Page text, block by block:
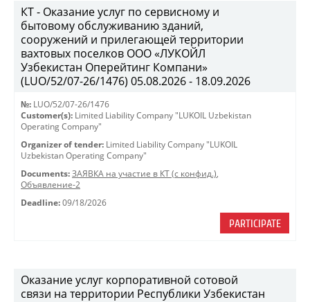
КТ - Оказание услуг по сервисному и
бытовому обслуживанию зданий,
сооружений и прилегающей территории
вахтовых поселков ООО «ЛУКОЙЛ
Узбекистан Оперейтинг Компани»
(LUO/52/07-26/1476) 05.08.2026 - 18.09.2026
№: LUO/52/07-26/1476
Customer(s): Limited Liability Company "LUKOIL Uzbekistan
Operating Company"
Organizer of tender: Limited Liability Company "LUKOIL
Uzbekistan Operating Company"
Documents: ЗАЯВКА на участие в КТ (с конфид.),
Объявление-2
Deadline: 09/18/2026
PARTICIPATE
Оказание услуг корпоративной сотовой
связи на территории Республики Узбекистан